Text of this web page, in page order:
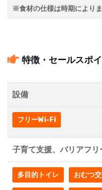
※食材の仕様は時期により
特徴・セールスポ
設備
フリーWi-Fi
子育て支援、バリアフリ
多目的トイレ おむつ